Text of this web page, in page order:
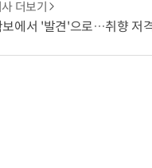
더보기
보에서 '발견'으로…취향 저